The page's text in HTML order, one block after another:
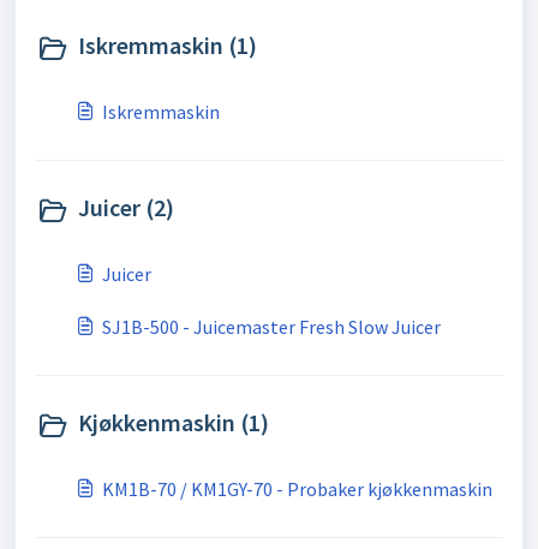
Iskremmaskin (1)
Iskremmaskin
Juicer (2)
Juicer
SJ1B-500 - Juicemaster Fresh Slow Juicer
Kjøkkenmaskin (1)
KM1B-70 / KM1GY-70 - Probaker kjøkkenmaskin